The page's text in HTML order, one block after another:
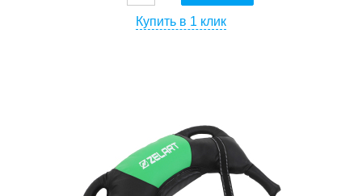
Купить в 1 клик